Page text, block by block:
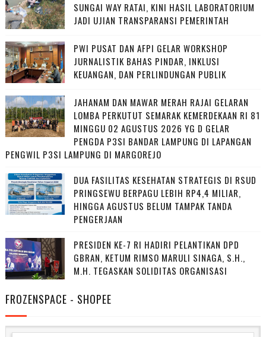
SUNGAI WAY RATAI, KINI HASIL LABORATORIUM
JADI UJIAN TRANSPARANSI PEMERINTAH
PWI PUSAT DAN AFPI GELAR WORKSHOP
JURNALISTIK BAHAS PINDAR, INKLUSI
KEUANGAN, DAN PERLINDUNGAN PUBLIK
JAHANAM DAN MAWAR MERAH RAJAI GELARAN
LOMBA PERKUTUT SEMARAK KEMERDEKAAN RI 81
MINGGU 02 AGUSTUS 2026 YG D GELAR
PENGDA P3SI BANDAR LAMPUNG DI LAPANGAN
PENGWIL P3SI LAMPUNG DI MARGOREJO
DUA FASILITAS KESEHATAN STRATEGIS DI RSUD
PRINGSEWU BERPAGU LEBIH RP4,4 MILIAR,
HINGGA AGUSTUS BELUM TAMPAK TANDA
PENGERJAAN
PRESIDEN KE-7 RI HADIRI PELANTIKAN DPD
GBRAN, KETUM RIMSO MARULI SINAGA, S.H.,
M.H. TEGASKAN SOLIDITAS ORGANISASI
FROZENSPACE - SHOPEE